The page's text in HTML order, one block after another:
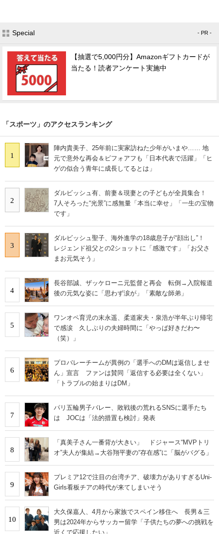
Special - PR -
【抽選で5,000円分】Amazonギフトカードが
当たる！読者アンケート実施中
「スポーツ」のアクセスランキング
1
陣内貴美子、25年前に実家訪ねた少年がいまや…… 地
元で意外な再会＆ビフォアフも「日本代表で活躍」「ヒ
ゲの似合う青年に成長してるとは」
2
ダルビッシュ有、前妻＆現妻との子どもが全員集合！
7人そろった“光景”に感無量「本当に幸せ」「一生の宝物
です」
3
ダルビッシュ聖子、海外進学の18歳息子が“顔出し”！
レジェンド祖父との2ショットに「感激です」「お父さ
まお元気そう」
4
長谷部誠、ザッケローニ元監督と再会 転倒→入院報道
後の元気な姿に「思わず涙が」「素敵な師弟」
5
ワンオペ育児の末永遥、柔道家夫・泉浩が半年ぶり帰宅
で感涙 久しぶりの夫婦時間に「やっぱ好きだわ〜
（笑）」
6
プロバレーチームが異例の「選手へのDMは返信しませ
ん」宣言 ファンは賛同「返信する必要は全くない」
「トラブルの始まりはDM」
7
パリ五輪男子バレー、敗戦後の荒れるSNSに選手たち
は JOCは「法的措置も検討」発表
8
「真美子さん一番背が大きい」 ドジャース“MVPトリ
オ”夫人が集結→大谷翔平妻の“存在感”に「脳がバグる」
9
プレミア12で注目の台湾チア、破壊力がありすぎるUni-
Girls看板チアの時代が来てしまいそう
10
大久保嘉人、4月から家族でスペイン移住へ 長男＆三
男は2024年からサッカー留学「子供たちの夢への挑戦を
近くで応援したい」